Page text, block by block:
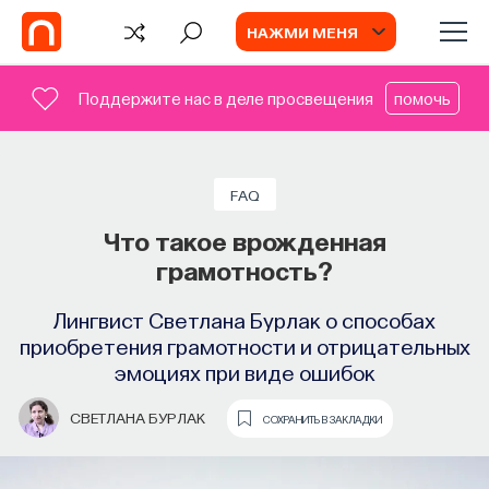
НАЖМИ МЕНЯ
Поддержите нас в деле просвещения помочь
FAQ
Что такое врожденная
грамотность?
Лингвист Светлана Бурлак о способах
приобретения грамотности и отрицательных
эмоциях при виде ошибок
СВЕТЛАНА БУРЛАК СОХРАНИТЬ В ЗАКЛАДКИ
Химия между нейронами:
вещества, которые управляют нами
Как наши память, потребности, эмоции,
внимание, воля связаны с передачей
сигналов от нейромедиаторов?
ВЯЧЕСЛАВ ДУБЫНИН СОХРАНИТЬ В ЗАКЛАДКИ